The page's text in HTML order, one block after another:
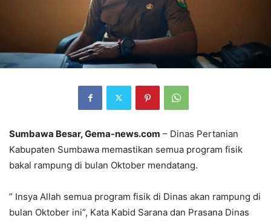
Sumbawa Besar, Gema-news.com – Dinas Pertanian
Kabupaten Sumbawa memastikan semua program fisik
bakal rampung di bulan Oktober mendatang.
” Insya Allah semua program fisik di Dinas akan rampung di
bulan Oktober ini”, Kata Kabid Sarana dan Prasana Dinas